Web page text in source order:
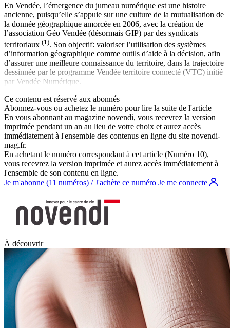
En Vendée, l’émergence du jumeau numérique est une histoire
ancienne, puisqu’elle s’appuie sur une culture de la mutualisation de
la donnée géographique amorcée en 2006, avec la création de
l’association Géo Vendée (désormais GIP) par des syndicats
territoriaux (1). Son objectif: valoriser l’utilisation des systèmes
d’information géographique comme outils d’aide à la décision, afin
d’assurer une meilleure connaissance du territoire, dans la trajectoire
dessinnée par le programme Vendée territoire connecté (VTC) initié
par Vendée Numérique.
Ce contenu est réservé aux abonnés
Abonnez-vous ou achetez le numéro pour lire la suite de l'article
En vous abonnant au magazine novendi, vous recevrez la version
imprimée pendant un an au lieu de votre choix et aurez accès
immédiatement à l'ensemble des contenus en ligne du site novendi-
mag.fr.
En achetant le numéro correspondant à cet article (Numéro 10),
vous recevrez la version imprimée et aurez accès immédiatement à
l'ensemble de son contenu en ligne.
Je m'abonne (11 numéros) / J'achète ce numéro Je me connecte
À découvrir